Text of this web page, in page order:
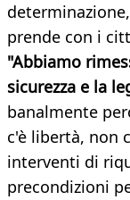
prende con i
"Abbiamo
sicurezza e la
banalmente
c'è libertà, non
interventi di
precondizioni